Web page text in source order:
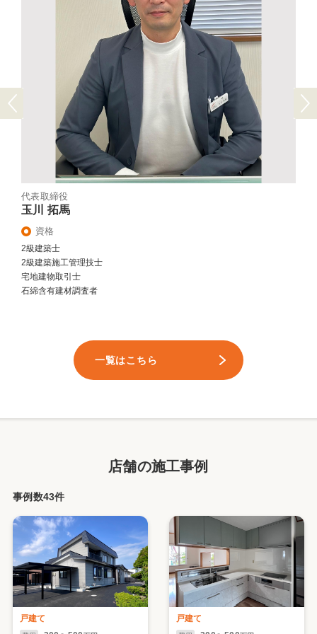
Previous
代表取締役
玉川 拓馬
資格
2級建築士
2級建築施工管理技士
宅地建物取引士
石綿含有建材調査者
Next
一覧はこちら
店舗の施工事例
事例数43件
戸建て 戸建て